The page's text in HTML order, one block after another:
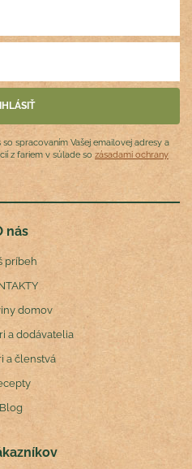
spracovaním Vašej emailovej adresy a
z fariem v súlade so zásadami ochrany
nás
príbeh
domov
a dodávatelia
a členstvá
Blog